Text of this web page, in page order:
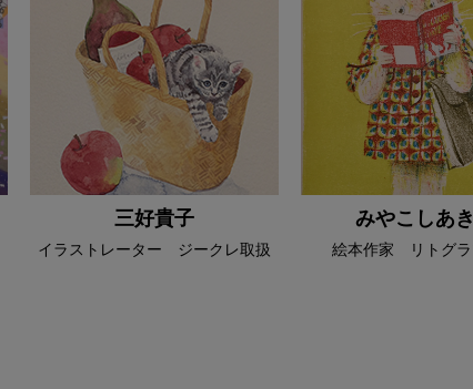
三好貴子
イラストレーター ジークレ取扱
みやこしあ
絵本作家 リトグラ